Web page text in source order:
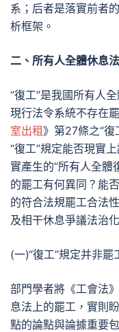
系；后者是落實前者
析框架。
二、所有人全體休息
“復工”是我國所有人
現行法令系統不存在
室出租》第27條之“復
“復工”規定能否現實
實產生的“所有人全體
的罷工有何異同？能
的符合法規罷工合法
及相干休息爭議法治
(一)“復工”規定并非罷
部門學者將《工會法
息法上的罷工，實則
點的論點與論據重要